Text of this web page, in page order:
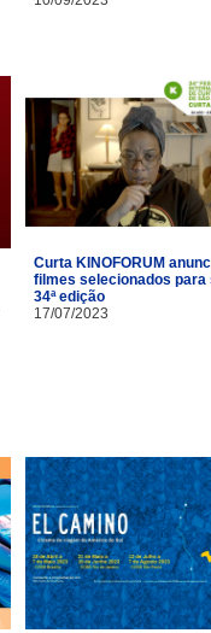
Curta KINOFORUM
filmes selecionados para
34ª edição
17/07/2023